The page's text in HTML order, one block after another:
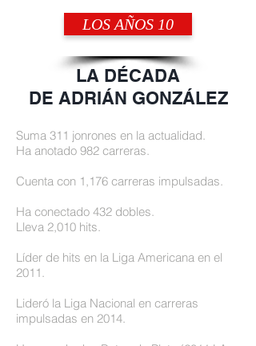
LOS AÑOS 10
LA DÉCADA
DE ADRIÁN GONZÁLEZ
Suma 311 jonrones en la actualidad.
Ha anotado 982 carreras.
Cuenta con 1,176 carreras impulsadas.
Ha conectado 432 dobles.
Lleva 2,010 hits.
Líder de hits en la Liga Americana en el
2011.
Lideró la Liga Nacional en carreras
impulsadas en 2014.